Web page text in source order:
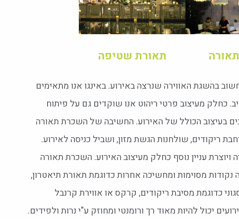
תאורת שטיפה
בהשגת האווירה שנרצה באירוע. באינגו אנו מתאימים
כחלק מעיצוב פרטי ריהוט אנו שוקדים גם על פיתוח
בעיצוב הכולל של האירוע. החשיבה של השכרת תאורה
ריקודים, שולחנות הגשת מזון, ושביל כניסה לאירוע.
עניין נוסף כחלק מעיצוב האירוע. השכרת תאורה
נקודות מסוימות ומחשיכה אחרות כדוגמת תאורת תיאטרון,
כדוגמת מסיבת ריקודים, קרקס או אווירת קרנבל
יכול להיות מאוד רך ורומנטי ומחוזק ע"י נרות ולפידים.